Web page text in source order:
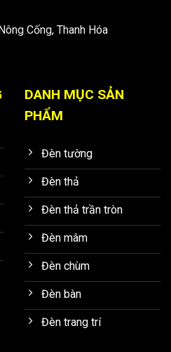
Cống, Thanh Hóa
DANH MỤC SẢN
PHẨM
Đèn tường
Đèn thả
Đèn thả trần tròn
Đèn mâm
Đèn chùm
Đèn bàn
Đèn trang trí